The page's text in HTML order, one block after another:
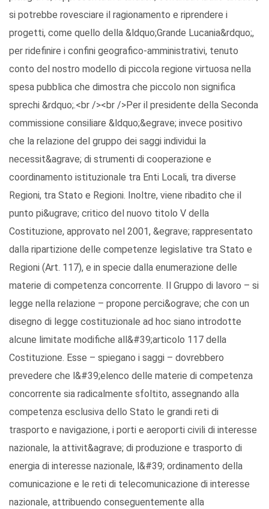
si potrebbe rovesciare il ragionamento e riprendere i
progetti, come quello della &ldquo;Grande Lucania&rdquo;,
per ridefinire i confini geografico-amministrativi, tenuto
conto del nostro modello di piccola regione virtuosa nella
spesa pubblica che dimostra che piccolo non significa
sprechi &rdquo;.<br /><br />Per il presidente della Seconda
commissione consiliare &ldquo;&egrave; invece positivo
che la relazione del gruppo dei saggi individui la
necessit&agrave; di strumenti di cooperazione e
coordinamento istituzionale tra Enti Locali, tra diverse
Regioni, tra Stato e Regioni. Inoltre, viene ribadito che il
punto pi&ugrave; critico del nuovo titolo V della
Costituzione, approvato nel 2001, &egrave; rappresentato
dalla ripartizione delle competenze legislative tra Stato e
Regioni (Art. 117), e in specie dalla enumerazione delle
materie di competenza concorrente. Il Gruppo di lavoro – si
legge nella relazione – propone perci&ograve; che con un
disegno di legge costituzionale ad hoc siano introdotte
alcune limitate modifiche all&#39;articolo 117 della
Costituzione. Esse – spiegano i saggi – dovrebbero
prevedere che l&#39;elenco delle materie di competenza
concorrente sia radicalmente sfoltito, assegnando alla
competenza esclusiva dello Stato le grandi reti di
trasporto e navigazione, i porti e aeroporti civili di interesse
nazionale, la attivit&agrave; di produzione e trasporto di
energia di interesse nazionale, l&#39; ordinamento della
comunicazione e le reti di telecomunicazione di interesse
nazionale, attribuendo conseguentemente alla